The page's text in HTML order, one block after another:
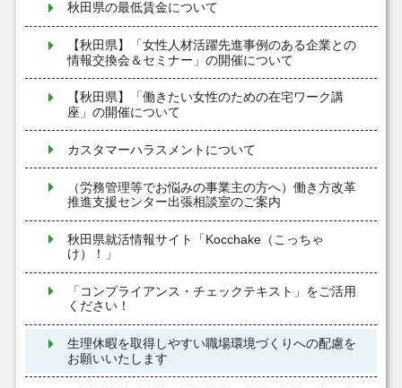
秋田県の最低賃金について
【秋田県】「女性人材活躍先進事例のある企業との
情報交換会＆セミナー」の開催について
【秋田県】「働きたい女性のための在宅ワーク講
座」の開催について
カスタマーハラスメントについて
（労務管理等でお悩みの事業主の方へ）働き方改革
推進支援センター出張相談室のご案内
秋田県就活情報サイト「Kocchake（こっちゃ
け）！」
「コンプライアンス・チェックテキスト」をご活用
ください！
生理休暇を取得しやすい職場環境づくりへの配慮を
お願いいたします